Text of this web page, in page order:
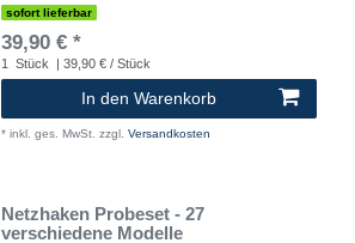
sofort lieferbar
39,90 € *
1 Stück | 39,90 € / Stück
In den Warenkorb
* inkl. ges. MwSt. zzgl. Versandkosten
Netzhaken Probeset - 27
verschiedene Modelle